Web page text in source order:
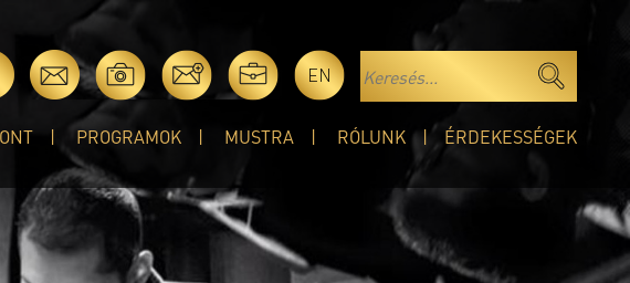
EN
PROGRAMOK MUSTRA RÓLUNK ÉRDEKESSÉGEK